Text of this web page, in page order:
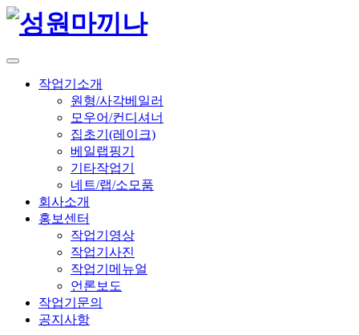
작업기소개
원형/사각베일러
모우어/컨디셔너
집초기(레이크)
베일랩핑기
기타작업기
네트/랩/소모품
회사소개
홍보센터
작업기영상
작업기사진
작업기메뉴얼
언론보도
작업기문의
공지사항